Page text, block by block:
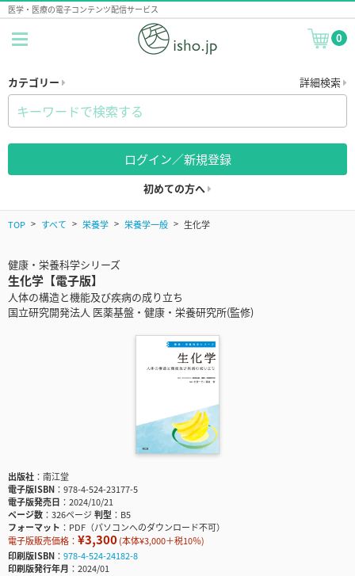
医学・医療の電子コンテンツ配信サービス
0
カテゴリー 詳細検索
ログイン／新規登録
初めての方へ
TOP すべて 栄養学 栄養学一般 生化学
健康・栄養科学シリーズ
生化学【電子版】
人体の構造と機能及び疾病の成り立ち
国立研究開発法人 医薬基盤・健康・栄養研究所(監修)
出版社
南江堂
電子版ISBN
978-4-524-23177-5
電子版発売日
2024/10/21
ページ数
326ページ判型
B5
フォーマット
PDF（パソコンへのダウンロード不可）
電子版販売価格： ¥3,300(本体¥3,000＋税10％)
印刷版ISBN
978-4-524-24182-8
印刷版発行年月
2024/01